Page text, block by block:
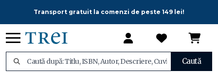
Transport gratuit la comenzi de peste 149 lei!
Caută